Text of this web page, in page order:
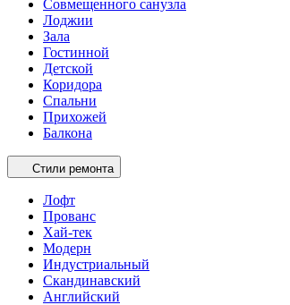
Совмещенного санузла
Лоджии
Зала
Гостинной
Детской
Коридора
Спальни
Прихожей
Балкона
Стили ремонта
Лофт
Прованс
Хай-тек
Модерн
Индустриальный
Скандинавский
Английский